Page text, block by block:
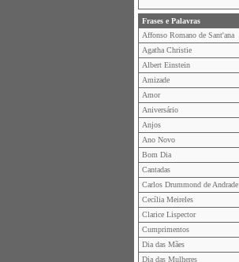
Frases e Palavras
Affonso Romano de Sant'ana
Agatha Christie
Albert Einstein
Amizade
Amor
Aniversário
Anjos
Ano Novo
Bom Dia
Cantadas
Carlos Drummond de Andrade
Cecília Meireles
Clarice Lispector
Cumprimentos
Dia das Mães
Dia das Mulheres